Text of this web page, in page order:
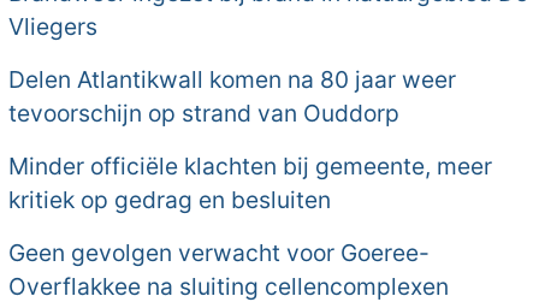
Vliegers
Delen Atlantikwall komen na 80 jaar weer
tevoorschijn op strand van Ouddorp
Minder officiële klachten bij gemeente, meer
kritiek op gedrag en besluiten
Geen gevolgen verwacht voor Goeree-
Overflakkee na sluiting cellencomplexen